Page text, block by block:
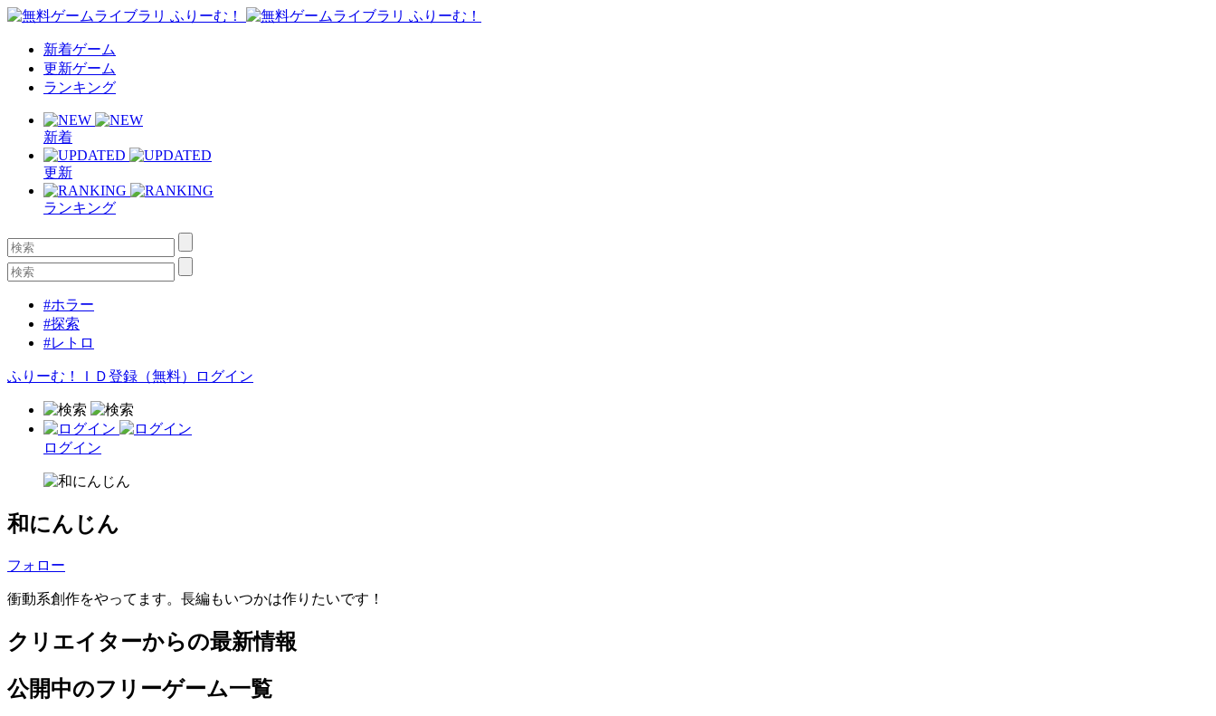
新着ゲーム
更新ゲーム
ランキング
新着
更新
ランキング
#ホラー
#探索
#レトロ
ふりーむ！ＩＤ登録（無料） ログイン
ログイン
和にんじん
フォロー
衝動系創作をやってます。長編もいつかは作りたいです！
クリエイターからの最新情報
公開中のフリーゲーム一覧